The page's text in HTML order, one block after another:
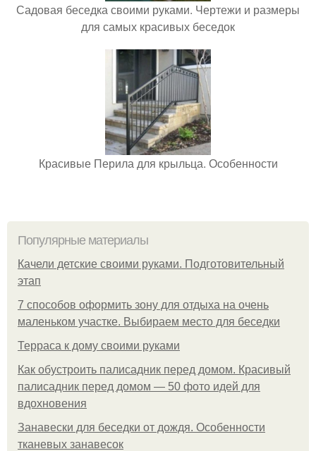
Садовая беседка своими руками. Чертежи и размеры
для самых красивых беседок
Красивые Перила для крыльца. Особенности
Популярные материалы
Качели детские своими руками. Подготовительный
этап
7 способов оформить зону для отдыха на очень
маленьком участке. Выбираем место для беседки
Терраса к дому своими руками
Как обустроить палисадник перед домом. Красивый
палисадник перед домом — 50 фото идей для
вдохновения
Занавески для беседки от дождя. Особенности
тканевых занавесок